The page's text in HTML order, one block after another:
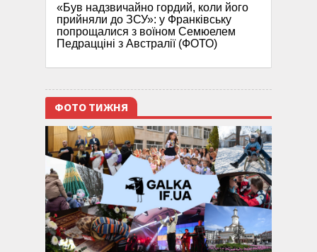
«Був надзвичайно гордий, коли його
прийняли до ЗСУ»: у Франківську
попрощалися з воїном Семюелем
Педрацціні з Австралії (ФОТО)
ФОТО ТИЖНЯ